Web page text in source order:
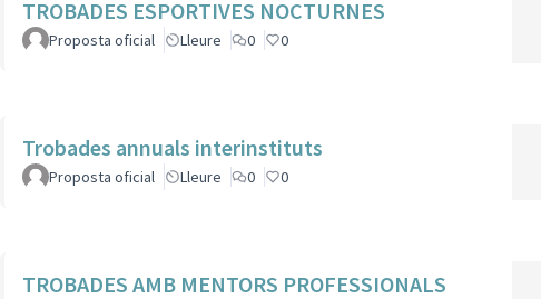
TROBADES ESPORTIVES NOCTURNES
Proposta oficial Lleure 0 0
Trobades annuals interinstituts
Proposta oficial Lleure 0 0
TROBADES AMB MENTORS PROFESSIONALS